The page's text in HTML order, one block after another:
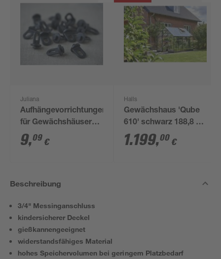
Juliana
Aufhängevorrichtungen
für Gewächshäuser
schwarz 20 Stück
9,09 €
Halls
Gewächshaus 'Qube
610' schwarz 188,8 x
312,6 cm mit 3 mm
Sicherheitsglas
1.199,00 €
Beschreibung
3/4" Messinganschluss
kindersicherer Deckel
gießkannengeeignet
widerstandsfähiges Material
hohes Speichervolumen bei geringem Platzbedarf